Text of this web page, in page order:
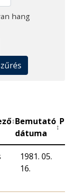
hang
↕Bemutató
dátuma
↕
Perc
1981. 05.
16.